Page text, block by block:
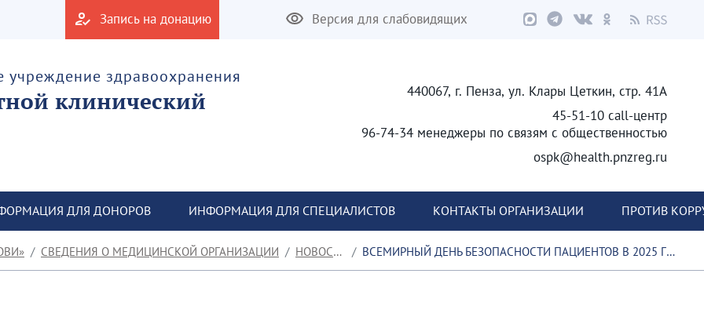
Запись на донацию Версия для слабовидящих
учреждение здравоохранения
клинический
440067, г. Пенза, ул. Клары Цеткин, стр. 41А
45-51-10 call-центр
96-74-34 менеджеры по связям с общественностью
ospk@health.pnzreg.ru
ДЛЯ ДОНОРОВ ИНФОРМАЦИЯ ДЛЯ СПЕЦИАЛИСТОВ КОНТАКТЫ ОРГАНИЗАЦИИ ПРОТИВ
СВЕДЕНИЯ О МЕДИЦИНСКОЙ ОРГАНИЗАЦИИ НОВОСТИ ВСЕМИРНЫЙ ДЕНЬ БЕЗОПАСНОСТИ ПАЦИЕНТОВ В 2025 ГОДУ